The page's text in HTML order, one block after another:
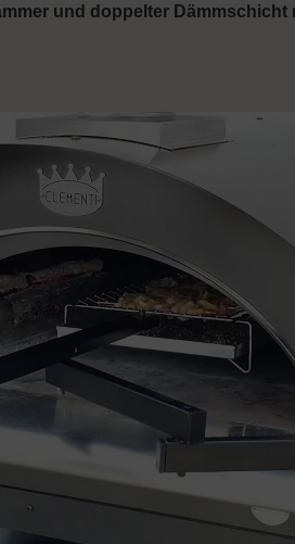
und doppelter Dämmschicht